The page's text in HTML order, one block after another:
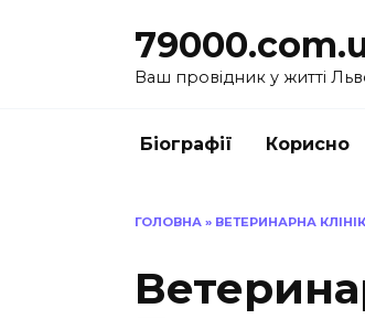
Ваш провідник у житті
Біографії Корисно
ГОЛОВНА » ВЕТЕРИНАРНА